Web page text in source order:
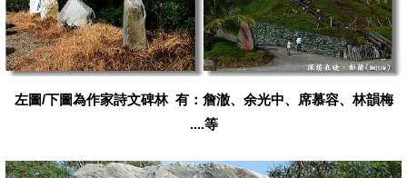
左圖/下圖為作家詩文碑林 有：詹澈、余光中、席慕容、林韻梅
....等